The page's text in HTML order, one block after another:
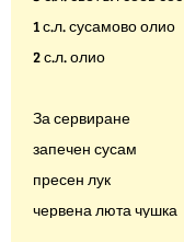
1 с.л. сусамово олио
2 с.л. олио
За сервиране
запечен сусам
пресен лук
червена люта чушка